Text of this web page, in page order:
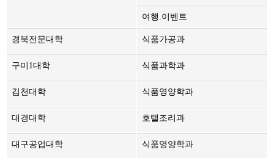
여행.이벤트
경북전문대학 식품가공과
구미1대학 식품과학과
김천대학 식품영양학과
대경대학 호텔조리과
대구공업대학 식품영양학과